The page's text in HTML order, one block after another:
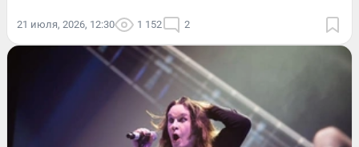
21 июля, 2026, 12:30 1 152 2